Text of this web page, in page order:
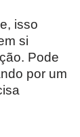
isso
si
Pode
por um